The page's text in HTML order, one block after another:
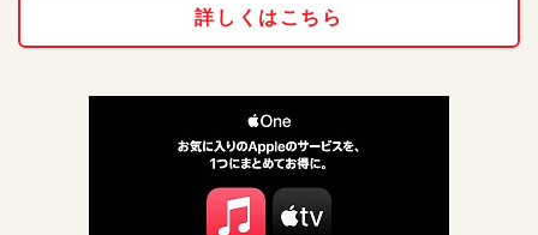
詳しくはこちら